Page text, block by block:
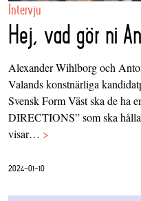
Intervju
Hej, vad gör ni
Alexander Wihlborg och
Valands konstnärliga
Svensk Form Väst ska de ha
DIRECTIONS” som ska
visar… >
2024-01-10